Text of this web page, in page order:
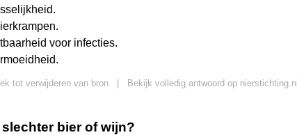
voor infecties.
tot verwijderen van bron Bekijk volledig antwoord op nierstichting.nl
slechter bier of wijn?